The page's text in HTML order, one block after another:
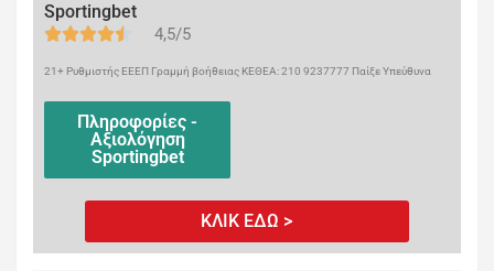
Sportingbet
4,5/5
21+ Ρυθμιστής ΕΕΕΠ Γραμμή βοήθειας ΚΕΘΕΑ: 210 9237777 Παίξε Υπεύθυνα
Πληροφορίες -
Αξιολόγηση
Sportingbet
ΚΛΙΚ ΕΔΩ >